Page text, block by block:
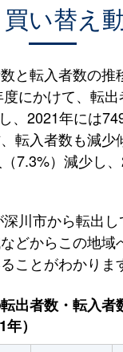
い替え
と転入者数の推
にかけて、転出
、2021年には
転入者数も減少
7.3%）減少し
川市から転出
どからこの地域
ことがわかりま
出者数・転入者
）